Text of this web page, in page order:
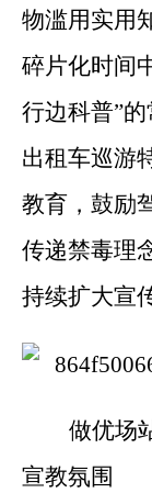
物滥用实用
碎片化时间
行边科普”
出租车巡游
教育，鼓励
传递禁毒理
持续扩大宣
做优场
宣教氛围